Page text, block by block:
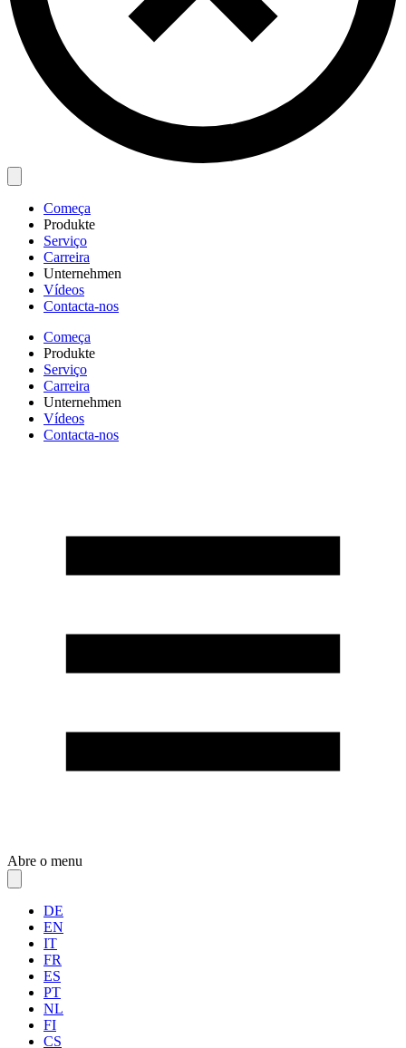
Começa
Produkte
Serviço
Carreira
Unternehmen
Vídeos
Contacta-nos
Começa
Produkte
Serviço
Carreira
Unternehmen
Vídeos
Contacta-nos
Abre o menu
DE
EN
IT
FR
ES
PT
NL
FI
CS